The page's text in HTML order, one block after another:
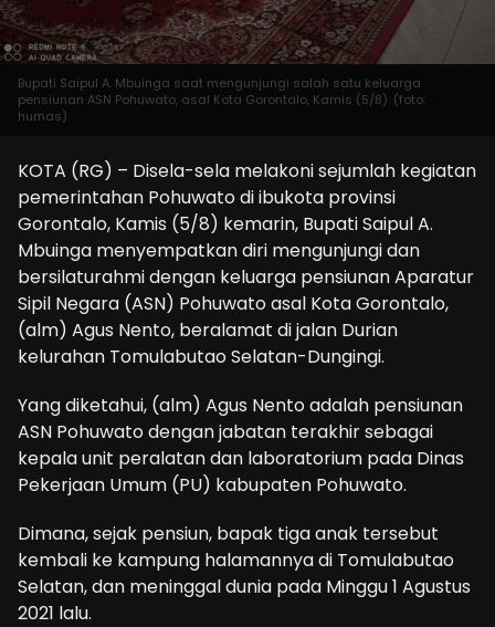
Bupati Saipul A. Mbuinga saat mengunjungi salah satu keluarga
pensiunan ASN Pohuwato, asal Kota Gorontalo, Kamis (5/8). (foto:
humas)
KOTA (RG) – Disela-sela melakoni sejumlah kegiatan
pemerintahan Pohuwato di ibukota provinsi
Gorontalo, Kamis (5/8) kemarin, Bupati Saipul A.
Mbuinga menyempatkan diri mengunjungi dan
bersilaturahmi dengan keluarga pensiunan Aparatur
Sipil Negara (ASN) Pohuwato asal Kota Gorontalo,
(alm) Agus Nento, beralamat di jalan Durian
kelurahan Tomulabutao Selatan-Dungingi.
Yang diketahui, (alm) Agus Nento adalah pensiunan
ASN Pohuwato dengan jabatan terakhir sebagai
kepala unit peralatan dan laboratorium pada Dinas
Pekerjaan Umum (PU) kabupaten Pohuwato.
Dimana, sejak pensiun, bapak tiga anak tersebut
kembali ke kampung halamannya di Tomulabutao
Selatan, dan meninggal dunia pada Minggu 1 Agustus
2021 lalu.